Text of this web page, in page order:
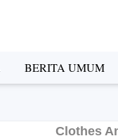
BERITA UMUM